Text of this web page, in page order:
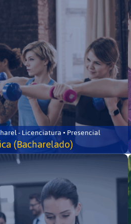
- Licenciatura • Presencial
(Bacharelado)